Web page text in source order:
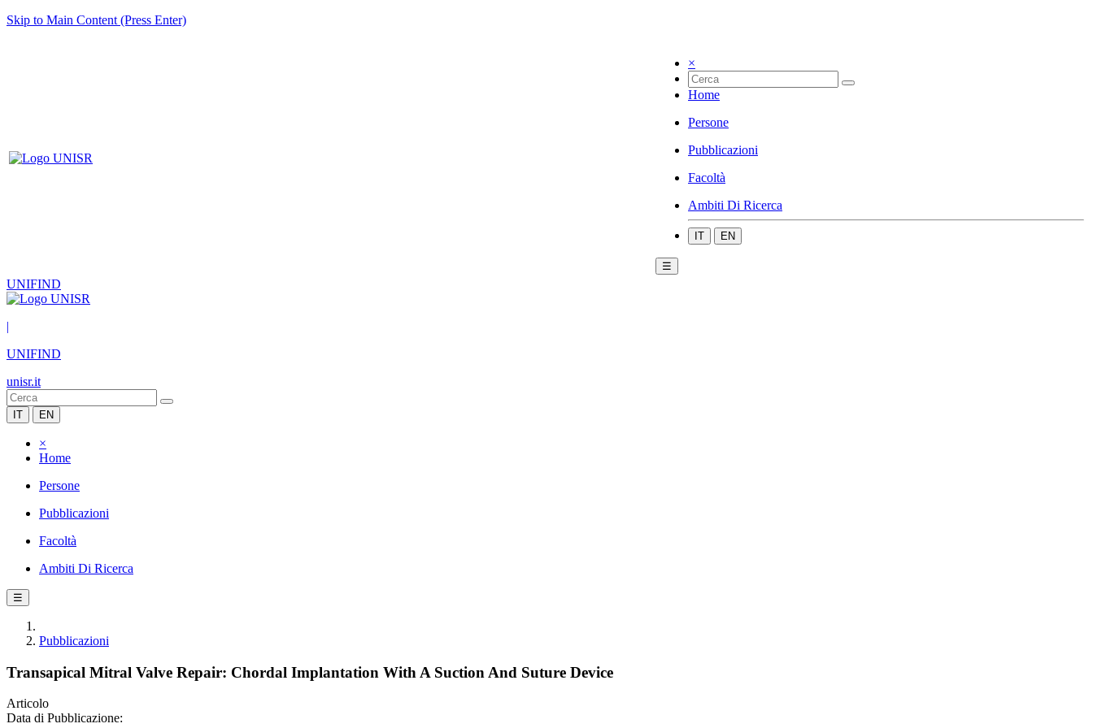
Skip to Main Content (Press Enter)
×
Home
Persone
Pubblicazioni
Facoltà
Ambiti Di Ricerca
IT EN
☰
UNIFIND
|
UNIFIND
unisr.it
IT EN
×
Home
Persone
Pubblicazioni
Facoltà
Ambiti Di Ricerca
☰
Pubblicazioni
Transapical Mitral Valve Repair: Chordal Implantation With A Suction And Suture Device
Articolo
Data di Pubblicazione: